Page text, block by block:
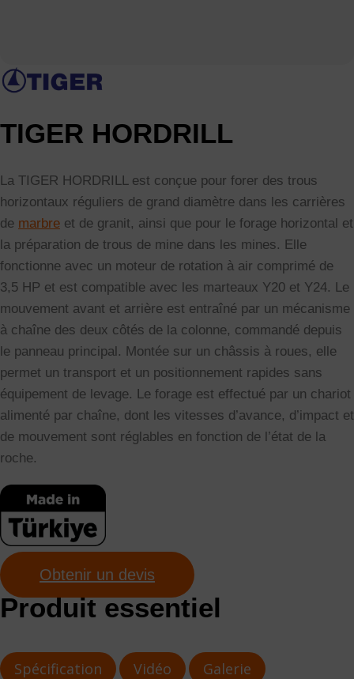
TIGER HORDRILL
La TIGER HORDRILL est conçue pour forer des trous
horizontaux réguliers de grand diamètre dans les carrières
de marbre et de granit, ainsi que pour le forage horizontal et
la préparation de trous de mine dans les mines. Elle
fonctionne avec un moteur de rotation à air comprimé de
3,5 HP et est compatible avec les marteaux Y20 et Y24. Le
mouvement avant et arrière est entraîné par un mécanisme
à chaîne des deux côtés de la colonne, commandé depuis
le panneau principal. Montée sur un châssis à roues, elle
permet un transport et un positionnement rapides sans
équipement de levage. Le forage est effectué par un chariot
alimenté par chaîne, dont les vitesses d’avance, d’impact et
de mouvement sont réglables en fonction de l’état de la
roche.
Obtenir un devis
Produit essentiel
Spécification Vidéo
Galerie